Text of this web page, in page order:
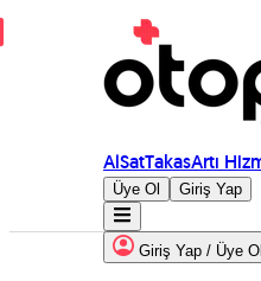
AlSatTakasArtı
Üye Ol Giriş Yap
Giriş Yap / Üye Ol